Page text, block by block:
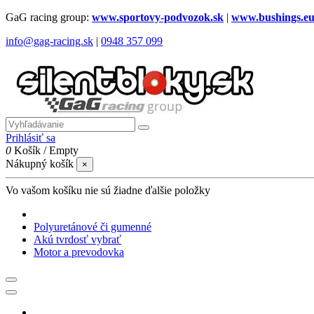
GaG racing group: www.sportovy-podvozok.sk | www.bushings.eu
info@gag-racing.sk | 0948 357 099
Prihlásiť sa
0 Košík /Empty
Nákupný košík
×
Vo vašom košíku nie sú žiadne ďalšie položky
Polyuretánové či gumenné
Akú tvrdosť vybrať
Motor a prevodovka